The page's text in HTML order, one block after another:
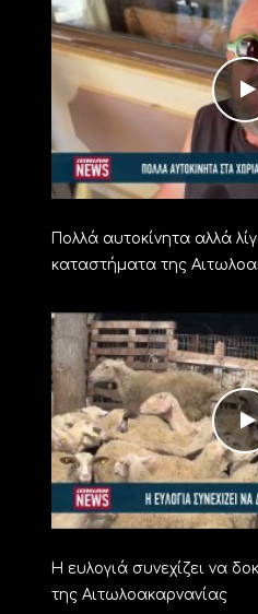
Πολλά αυτοκίνητα αλλά
καταστήματα της
Η ευλογιά συνεχίζει να
της Αιτωλοακαρνανίας